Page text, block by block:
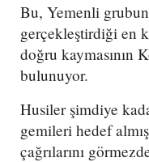
Bu, Yemenli
gerçekleştirdiği en
doğru kaymasının
bulunuyor.
Husiler şimdiye
gemileri hedef
çağrılarını